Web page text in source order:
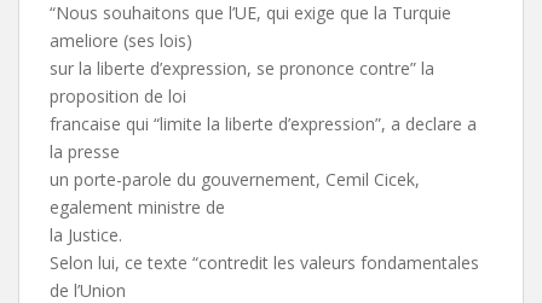
“Nous souhaitons que l’UE, qui exige que la Turquie
ameliore (ses lois)
sur la liberte d’expression, se prononce contre” la
proposition de loi
francaise qui “limite la liberte d’expression”, a declare a
la presse
un porte-parole du gouvernement, Cemil Cicek,
egalement ministre de
la Justice.
Selon lui, ce texte “contredit les valeurs fondamentales
de l’Union